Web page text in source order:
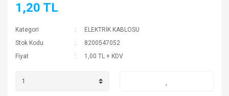
1,20 TL
Kategori
ELEKTRİK KABLOSU
Stok Kodu
8200547052
Fiyat
1,00 TL + KDV